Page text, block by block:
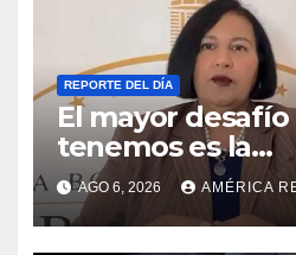
REPORTE DEL DÍA
El mayor
tenemos es la
AGO 6, 2026 AMÉRICA